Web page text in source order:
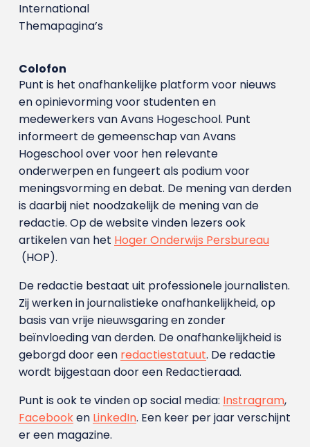
International
Themapagina’s
Colofon
Punt is het onafhankelijke platform voor nieuws
en opinievorming voor studenten en
medewerkers van Avans Hoge­school. Punt
informeert de gemeenschap van Avans
Hogeschool over voor hen relevante
onderwerpen en fungeert als podium voor
meningsvorming en debat. De mening van derden
is daarbij niet noodzakelijk de mening van de
redactie. Op de website vinden lezers ook
artikelen van het Hoger Onderwijs Persbureau
(HOP).
De redactie bestaat uit professionele journalisten.
Zij werken in journalistieke onafhankelijkheid, op
basis van vrije nieuwsgaring en zonder
beïnvloeding van derden. De onafhankelijkheid is
geborgd door een redactiestatuut. De redactie
wordt bijgestaan door een Redactieraad.
Punt is ook te vinden op social media: Instragram,
Facebooken LinkedIn. Een keer per jaar verschijnt
er een magazine.